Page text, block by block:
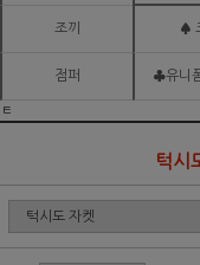
조끼 ♠
점퍼 ♣유니
ㅌ
턱시